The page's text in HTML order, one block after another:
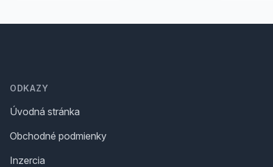
ODKAZY
Úvodná stránka
Obchodné podmienky
Inzercia